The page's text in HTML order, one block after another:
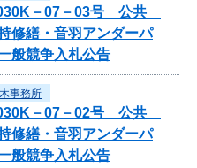
－07－03号 公共
修繕・音羽アンダーパ
般競争入札公告
事務所
－07－02号 公共
修繕・音羽アンダーパ
般競争入札公告